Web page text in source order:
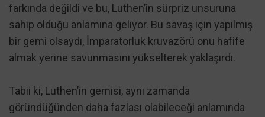
farkında değildi ve bu, Luthen’in sürpriz unsuruna
sahip olduğu anlamına geliyor. Bu savaş için yapılmış
bir gemi olsaydı, İmparatorluk kruvazörü onu hafife
almak yerine savunmasını yükselterek yaklaşırdı.
Tabii ki, Luthen’in gemisi, aynı zamanda
göründüğünden daha fazlası olabileceği anlamında